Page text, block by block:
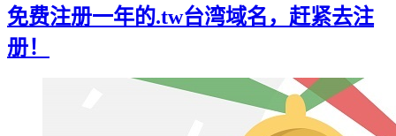
免费注册一年的.tw台湾域名，赶紧去注
册！